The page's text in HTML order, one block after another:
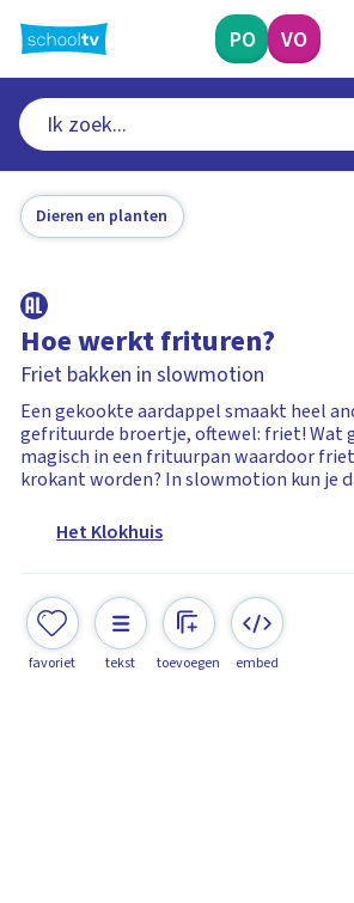
naar
hoofdinhoud
PO VO
Dieren en planten
Hoe werkt frituren?
Friet bakken in slowmotion
Een gekookte aardappel smaakt heel
gefrituurde broertje, oftewel: friet! Wat
magisch in een frituurpan waardoor
krokant worden? In slowmotion kun je
Het Klokhuis
favoriet tekst toevoegen embed